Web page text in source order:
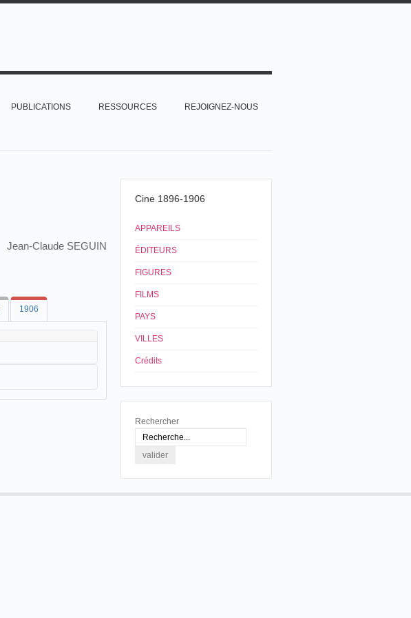
PUBLICATIONS RESSOURCES REJOIGNEZ-NOUS
Jean-Claude SEGUIN
1906
Cine 1896-1906
APPAREILS
ÉDITEURS
FIGURES
FILMS
PAYS
VILLES
Crédits
Rechercher